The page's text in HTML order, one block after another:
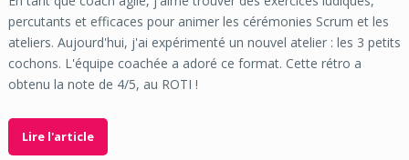
percutants et efficaces pour animer les cérémonies Scrum et les
ateliers. Aujourd'hui, j'ai expérimenté un nouvel atelier : les 3 petits
cochons. L'équipe coachée a adoré ce format. Cette rétro a
obtenu la note de 4/5, au ROTI !
Lire l'article